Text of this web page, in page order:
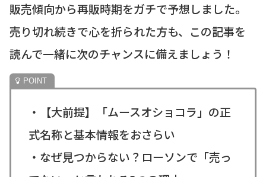
販売傾向から再販時期をガチで予想しました。
売り切れ続きで心を折られた方も、この記事を
読んで一緒に次のチャンスに備えましょう！
・【大前提】「ムースオショコラ」の正
式名称と基本情報をおさらい
・なぜ見つからない？ローソンで「売っ